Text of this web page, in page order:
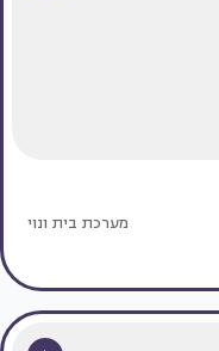
מערכת בית ונוי